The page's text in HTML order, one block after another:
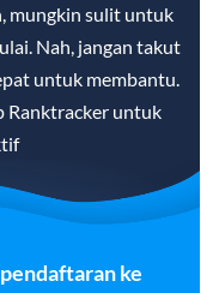
mungkin sulit untuk
Nah, jangan takut
untuk membantu.
Ranktracker untuk
ke